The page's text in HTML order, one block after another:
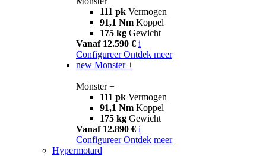
111 pk Vermogen
91,1 Nm Koppel
175 kg Gewicht
Vanaf 12.590 € i
Configureer Ontdek meer
new Monster +
Monster +
111 pk Vermogen
91,1 Nm Koppel
175 kg Gewicht
Vanaf 12.890 € i
Configureer Ontdek meer
Hypermotard